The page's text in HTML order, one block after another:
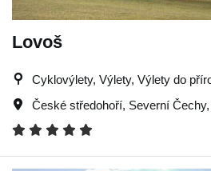
Lovoš
Cyklovýlety, Výlety, Výlety do
České středohoří, Severní Čechy,